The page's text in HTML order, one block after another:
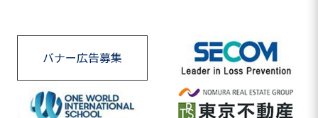
バナー広告募集